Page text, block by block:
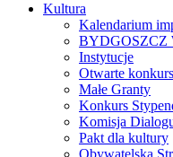
Kultura
Kalendarium
BYDGOSZCZ
Instytucje
Otwarte
Małe Granty
Konkurs
Komisja
Pakt dla kultury